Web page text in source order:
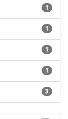
1
1
1
1
3